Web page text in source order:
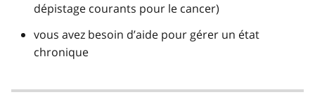
dépistage courants pour le cancer)
vous avez besoin d’aide pour gérer un état
chronique